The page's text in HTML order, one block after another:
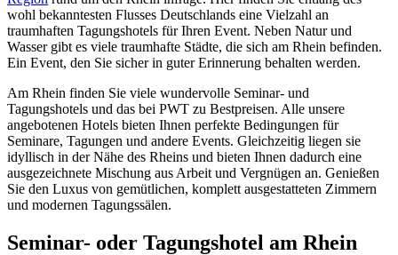
wohl bekanntesten Flusses Deutschlands eine Vielzahl an
traumhaften Tagungshotels für Ihren Event. Neben Natur und
Wasser gibt es viele traumhafte Städte, die sich am Rhein befinden.
Ein Event, den Sie sicher in guter Erinnerung behalten werden.
Am Rhein finden Sie viele wundervolle Seminar- und
Tagungshotels und das bei PWT zu Bestpreisen. Alle unsere
angebotenen Hotels bieten Ihnen perfekte Bedingungen für
Seminare, Tagungen und andere Events. Gleichzeitig liegen sie
idyllisch in der Nähe des Rheins und bieten Ihnen dadurch eine
ausgezeichnete Mischung aus Arbeit und Vergnügen an. Genießen
Sie den Luxus von gemütlichen, komplett ausgestatteten Zimmern
und modernen Tagungssälen.
Seminar- oder Tagungshotel am Rhein